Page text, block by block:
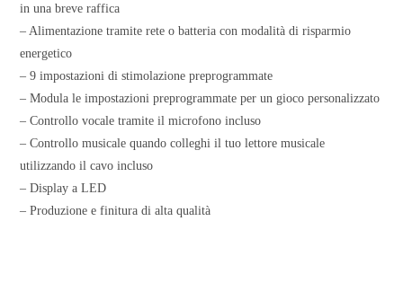
in una breve raffica
– Alimentazione tramite rete o batteria con modalità di risparmio
energetico
– 9 impostazioni di stimolazione preprogrammate
– Modula le impostazioni preprogrammate per un gioco personalizzato
– Controllo vocale tramite il microfono incluso
– Controllo musicale quando colleghi il tuo lettore musicale
utilizzando il cavo incluso
– Display a LED
– Produzione e finitura di alta qualità